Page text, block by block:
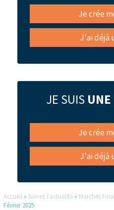
Je crée
J'ai déjà
JE SUIS
Je crée
J'ai déjà
Accueil » Suivez l'actualité » Marchés
Février 2025